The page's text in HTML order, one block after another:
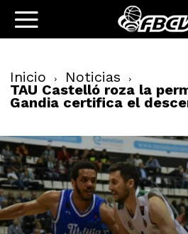
Inicio Noticias
TAU Castelló roza la
Gandia certifica el